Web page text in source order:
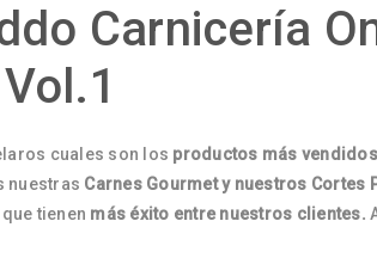
Carnicería
Vol.1
cuales son los productos más vendidos
nuestras Carnes Gourmet y nuestros Cortes
tienen más éxito entre nuestros clientes.